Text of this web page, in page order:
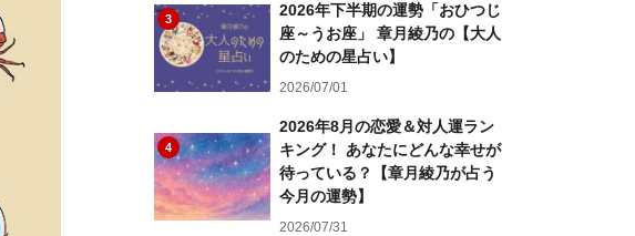
3
2026年下半期の運勢「おひつじ
座～うお座」 章月綾乃の【大人
のための星占い】
2026/07/01
4
2026年8月の恋愛＆対人運ラン
キング！ あなたにどんな幸せが
待っている？【章月綾乃が占う
今月の運勢】
2026/07/31